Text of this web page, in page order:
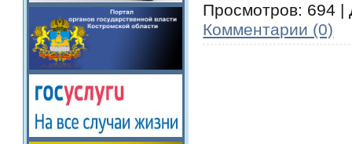
Просмотров: 694 |
Комментарии (0)